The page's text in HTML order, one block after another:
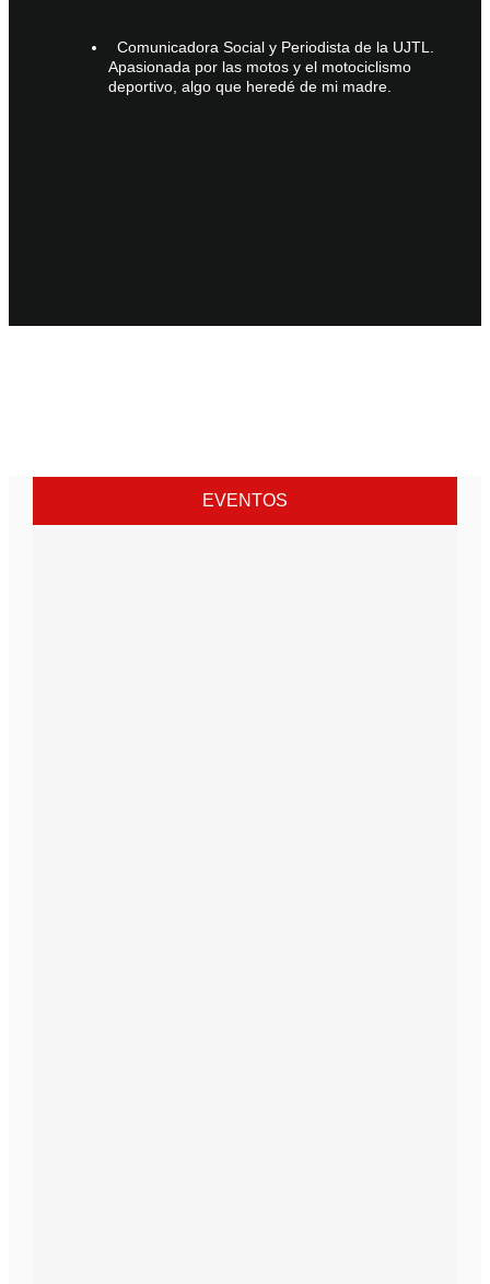
Comunicadora Social y Periodista de la UJTL.
Apasionada por las motos y el motociclismo
deportivo, algo que heredé de mi madre.
EVENTOS